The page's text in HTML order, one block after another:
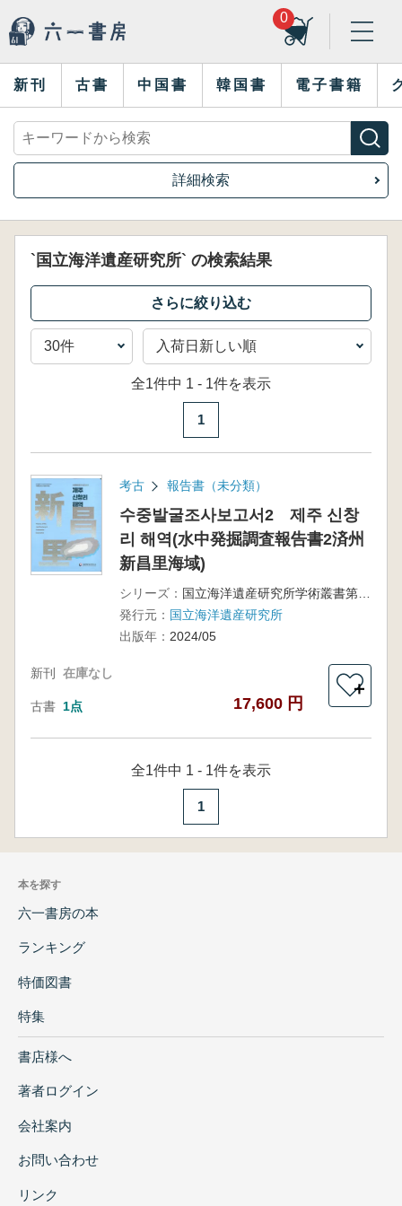
0
新刊 古書 中国書 韓国書 電子書籍
詳細検索
`国立海洋遺産研究所` の検索結果
全1件中 1 - 1件を表示
1
考古 報告書（未分類）
수중발굴조사보고서2 제주 신창
리 해역(水中発掘調査報告書2済州
新昌里海域)
シリーズ：
国立海洋遺産研究所学術叢書第83集
発行元： 国立海洋遺産研究所
出版年： 2024/05
新刊 在庫なし
古書 1点 17,600 円
＋
全1件中 1 - 1件を表示
1
本を探す
六一書房の本
ランキング
特価図書
特集
書店様へ
著者ログイン
会社案内
お問い合わせ
リンク